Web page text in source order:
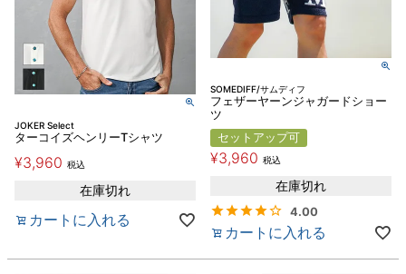
JOKER Select
ターコイズヘンリーTシャツ
¥3,960 税込
在庫切れ
カートに入れる
SOMEDIFF/サムディフ
フェザーヤーンジャガードショー
ツ
セットアップ可
¥3,960 税込
在庫切れ
4.00
カートに入れる